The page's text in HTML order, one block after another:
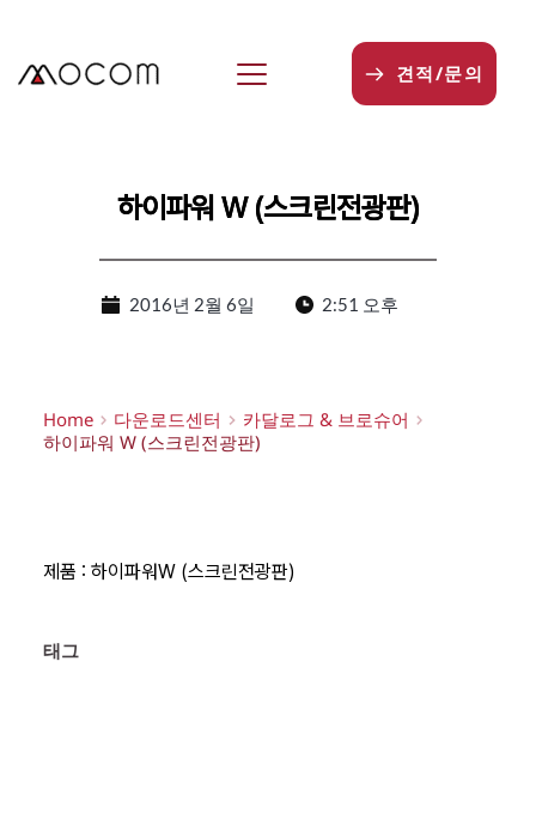
견적/문의
하이파워 W (스크린전광판)
2016년 2월 6일 2:51 오후
Home 다운로드센터
카달로그 & 브로슈어
하이파워 W (스크린전광판)
제품 : 하이파워W (스크린전광판)
태그